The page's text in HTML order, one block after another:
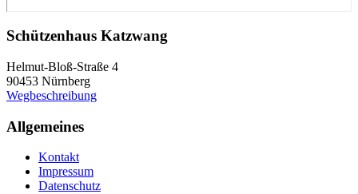
Schützenhaus Katzwang
Helmut-Bloß-Straße 4
90453 Nürnberg
Wegbeschreibung
Allgemeines
Kontakt
Impressum
Datenschutz